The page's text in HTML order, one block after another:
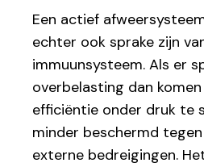
Een actief
echter ook sprake zijn
immuunsysteem. Als er
overbelasting dan
efficiëntie onder druk te
minder beschermd
externe bedreigingen.